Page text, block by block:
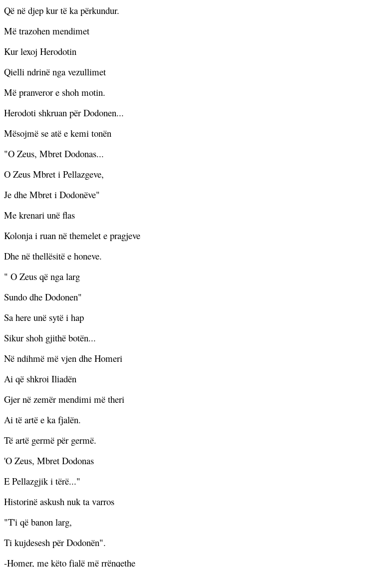
Që në djep kur të ka përkundur.
Më trazohen mendimet
Kur lexoj Herodotin
Qielli ndrinë nga vezullimet
Më pranveror e shoh motin.
Herodoti shkruan për Dodonen...
Mësojmë se atë e kemi tonën
"O Zeus, Mbret Dodonas...
O Zeus Mbret i Pellazgeve,
Je dhe Mbret i Dodonëve"
Me krenari unë flas
Kolonja i ruan në themelet e pragjeve
Dhe në thellësitë e honeve.
" O Zeus që nga larg
Sundo dhe Dodonen"
Sa here unë sytë i hap
Sikur shoh gjithë botën...
Në ndihmë më vjen dhe Homeri
Ai që shkroi Iliadën
Gjer në zemër mendimi më theri
Ai të artë e ka fjalën.
Të artë germë për germë.
'O Zeus, Mbret Dodonas
E Pellazgjik i tërë..."
Historinë askush nuk ta varros
"T'i që banon larg,
Ti kujdesesh për Dodonën".
-Homer, me këto fjalë më rrënqethe